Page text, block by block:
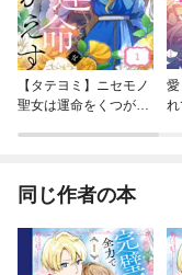
【タテヨミ】ニセモノ
聖女は運命をくつがえ
愛
れ
同じ作者の本